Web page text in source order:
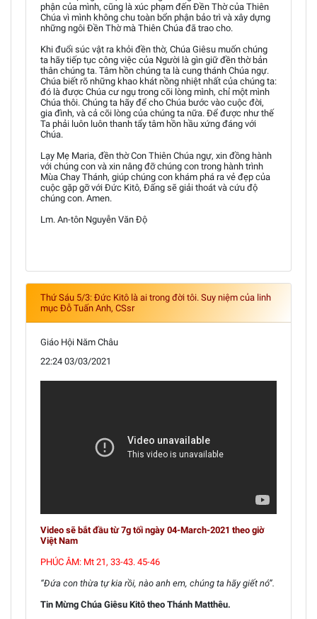
phận của mình, cũng là xúc phạm đến Đền Thờ của Thiên
Chúa vì mình không chu toàn bổn phận bảo trì và xây dựng
những ngôi Đền Thờ mà Thiên Chúa đã trao cho.
Khi đuổi súc vật ra khỏi đền thờ, Chúa Giêsu muốn chúng
ta hãy tiếp tục công việc của Người là gìn giữ đền thờ bản
thân chúng ta. Tâm hồn chúng ta là cung thánh Chúa ngự.
Chúa biết rõ những khao khát nồng nhiệt nhất của chúng ta:
đó là được Chúa cư ngụ trong cõi lòng mình, chỉ một mình
Chúa thôi. Chúng ta hãy để cho Chúa bước vào cuộc đời,
gia đình, và cả cõi lòng của chúng ta nữa. Để được như thế
Ta phải luôn luôn thanh tẩy tâm hồn hầu xứng đáng với
Chúa.
Lạy Mẹ Maria, đền thờ Con Thiên Chúa ngự, xin đồng hành
với chúng con và xin nâng đỡ chúng con trong hành trình
Mùa Chay Thánh, giúp chúng con khám phá ra vẻ đẹp của
cuộc gặp gỡ với Ðức Kitô, Ðấng sẽ giải thoát và cứu độ
chúng con. Amen.
Lm. An-tôn Nguyễn Văn Độ
Thứ Sáu 5/3: Đức Kitô là ai trong đời tôi. Suy niệm của linh
mục Đỗ Tuấn Anh, CSsr
Giáo Hội Năm Châu
22:24 03/03/2021
Video sẽ bắt đầu từ 7g tối ngày 04-March-2021 theo giờ
Việt Nam
PHÚC ÂM: Mt 21, 33-43. 45-46
“Ðứa con thừa tự kia rồi, nào anh em, chúng ta hãy giết nó”.
Tin Mừng Chúa Giêsu Kitô theo Thánh Matthêu.